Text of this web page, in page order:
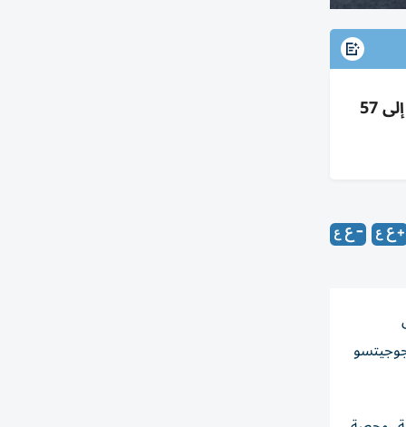
لاعبات الإمارات يحرزن 5 ميداليات (3 ذهبيات وفضيتين) بمونديال الجوجيتسو 2026 بأبوظبي لترتفع الحصيلة إلى 57